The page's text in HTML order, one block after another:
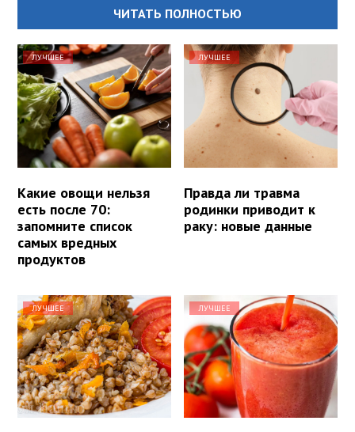
ЧИТАТЬ ПОЛНОСТЬЮ
ЛУЧШЕЕ
Какие овощи нельзя
есть после 70:
запомните список
самых вредных
продуктов
ЛУЧШЕЕ
Правда ли травма
родинки приводит к
раку: новые данные
ЛУЧШЕЕ ЛУЧШЕЕ